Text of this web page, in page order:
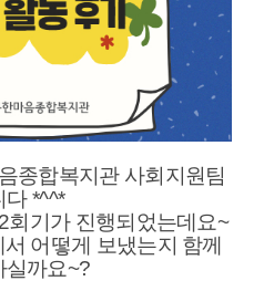
종합복지관 사회지원팀
다 *^^*
회기가 진행되었는데요~
어떻게 보냈는지 함께
실까요~?